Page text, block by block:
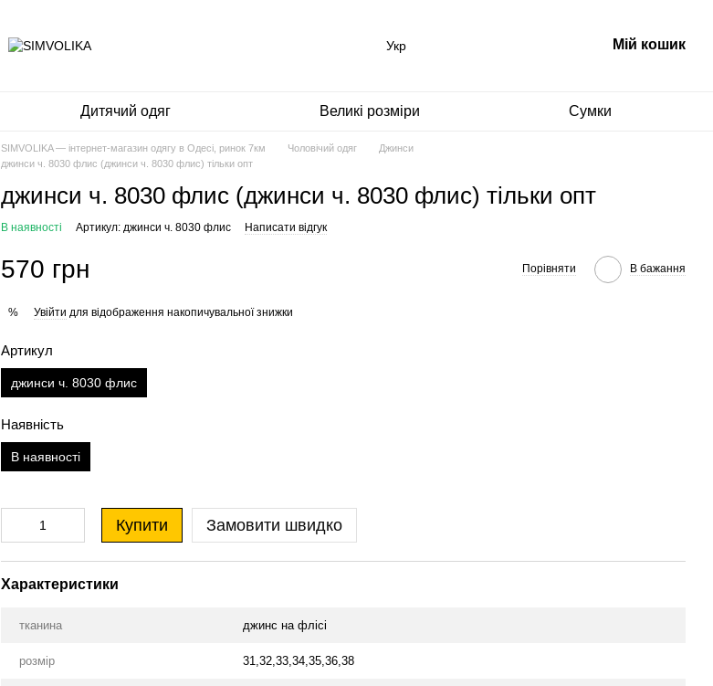
Укр Мій кошик
Дитячий одяг Великі розміри Сумки
SIMVOLIKA — інтернет-магазин одягу в Одесі, ринок 7км Чоловічий одяг
Джинси
джинси ч. 8030 флис (джинси ч. 8030 флис) тільки опт
джинси ч. 8030 флис (джинси ч. 8030 флис) тільки опт
В наявності Артикул: джинси ч. 8030 флис Написати відгук
570 грн Порівняти В бажання
% Увійти для відображення накопичувальної знижки
Артикул
джинси ч. 8030 флис
Наявність
В наявності
Купити Замовити швидко
Характеристики
тканина джинс на флісі
розмір 31,32,33,34,35,36,38